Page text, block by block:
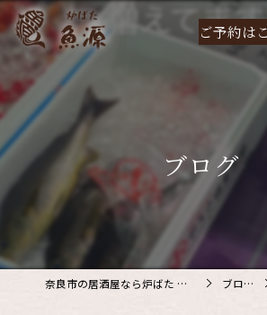
ご予約は
ブログ
奈良市の居酒屋なら炉ばた 魚源 ブログ